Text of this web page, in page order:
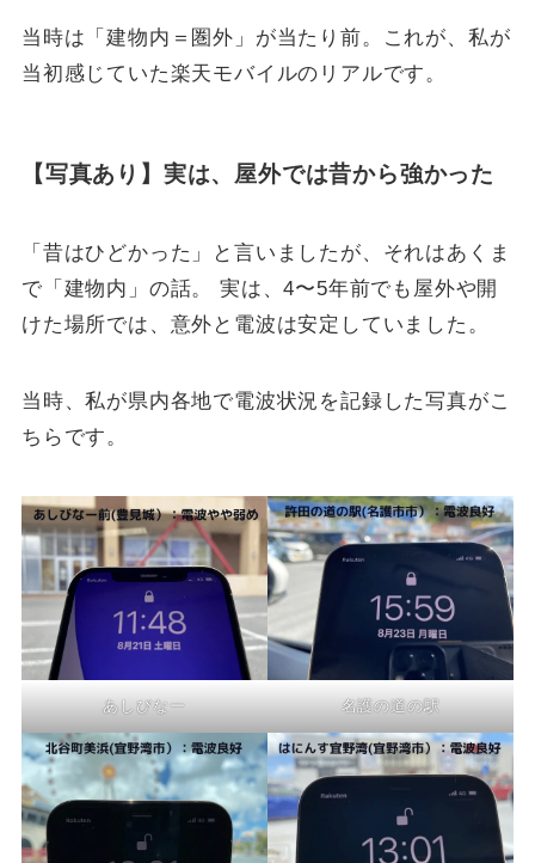
当時は「建物内＝圏外」が当たり前。これが、私が
当初感じていた楽天モバイルのリアルです。
【写真あり】実は、屋外では昔から強かった
「昔はひどかった」と言いましたが、それはあくま
で「建物内」の話。 実は、4〜5年前でも屋外や開
けた場所では、意外と電波は安定していました。
当時、私が県内各地で電波状況を記録した写真がこ
ちらです。
あしびなー 名護の道の駅